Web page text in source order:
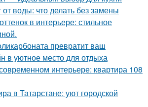
от воды: что делать без замены
в интерьере: стильное
превратит ваш
в уютное место для отдыха
интерьере: квартира 108
в Татарстане: уют городской